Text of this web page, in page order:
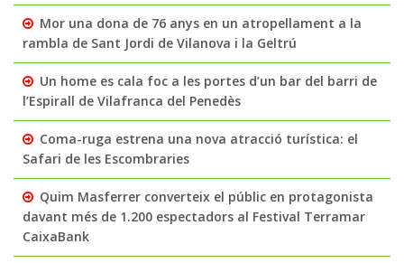
Mor una dona de 76 anys en un atropellament a la
rambla de Sant Jordi de Vilanova i la Geltrú
Un home es cala foc a les portes d’un bar del barri de
l’Espirall de Vilafranca del Penedès
Coma-ruga estrena una nova atracció turística: el
Safari de les Escombraries
Quim Masferrer converteix el públic en protagonista
davant més de 1.200 espectadors al Festival Terramar
CaixaBank